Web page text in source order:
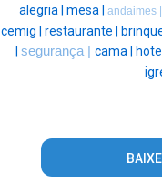
alegria | mesa | andaimes |
cemig | restaurante |
segurança | cama |